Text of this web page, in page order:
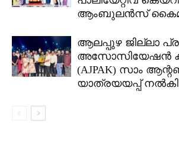
ആംബുലൻസ്
ആലപ്പുഴ ജില്ലാ
അസോസിയേഷൻ
(AJPAK) സാം
യാത്രയയപ്പ് നൽകി